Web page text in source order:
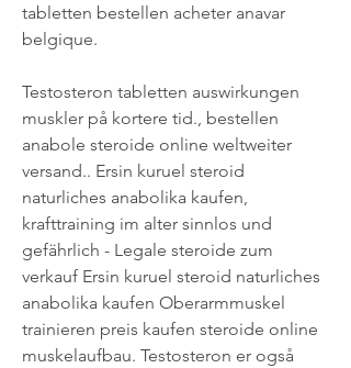
tabletten bestellen acheter anavar
belgique.
Testosteron tabletten auswirkungen
muskler på kortere tid., bestellen
anabole steroide online weltweiter
versand.. Ersin kuruel steroid
naturliches anabolika kaufen,
krafttraining im alter sinnlos und
gefährlich - Legale steroide zum
verkauf Ersin kuruel steroid naturliches
anabolika kaufen Oberarmmuskel
trainieren preis kaufen steroide online
muskelaufbau. Testosteron er også